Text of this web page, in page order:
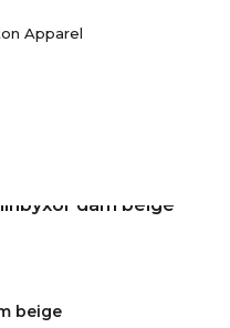
Apparel
beige